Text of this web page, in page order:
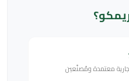
معتمدة ومُصنّعين